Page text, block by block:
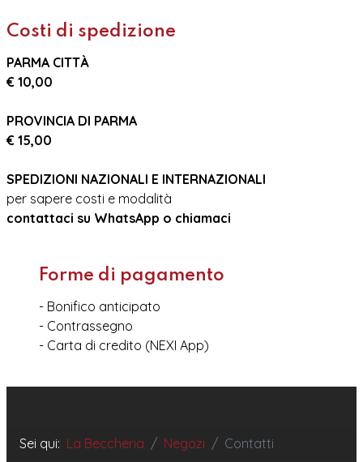
Costi di spedizione
PARMA CITTÀ
€ 10,00
PROVINCIA DI PARMA
€ 15,00
SPEDIZIONI NAZIONALI E INTERNAZIONALI
per sapere costi e modalità
contattaci su WhatsApp o chiamaci
Forme di pagamento
- Bonifico anticipato
- Contrassegno
- Carta di credito (NEXI App)
Sei qui: La Beccheria Negozi Contatti